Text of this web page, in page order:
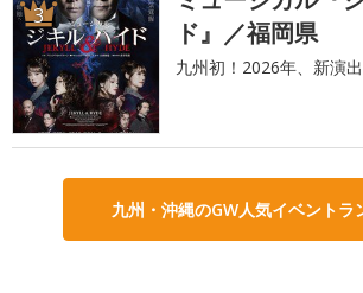
3
ド』／福岡県
九州初！2026年、新演
九州・沖縄のGW人気イベントラ